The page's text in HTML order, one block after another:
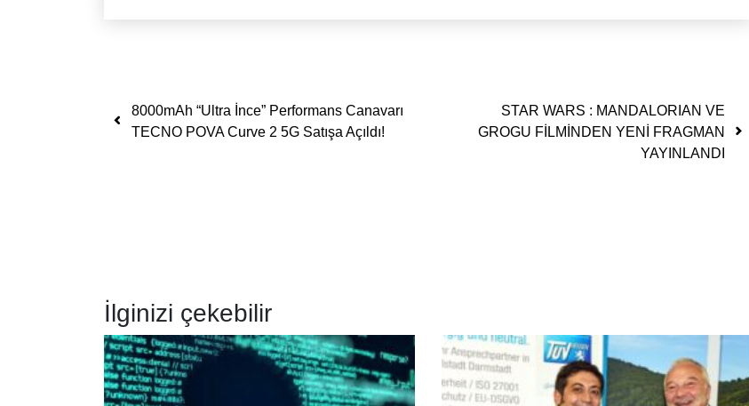
Yazı dolaşımı
8000mAh “Ultra İnce” Performans Canavarı
TECNO POVA Curve 2 5G Satışa Açıldı!
STAR WARS : MANDALORIAN VE
GROGU FİLMİNDEN YENİ FRAGMAN
YAYINLANDI
İlginizi çekebilir